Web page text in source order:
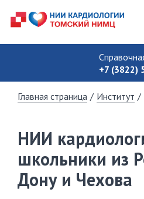
+7 (3822)
Главная страница / Институт /
НИИ
школьники из
Дону и Чехова